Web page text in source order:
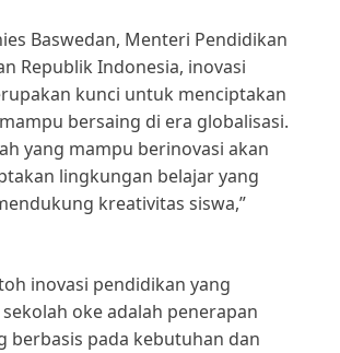
Baswedan, Menteri Pendidikan
Republik Indonesia, inovasi
kunci untuk menciptakan
bersaing di era globalisasi.
yang mampu berinovasi akan
lingkungan belajar yang
kreativitas siswa,”
inovasi pendidikan yang
oke adalah penerapan
berbasis pada kebutuhan dan